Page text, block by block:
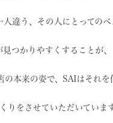
人違う、その人にとってのベ
見つかりやすくすることが、
の本来の姿で、 SAIはそれを
りをさせていただいています